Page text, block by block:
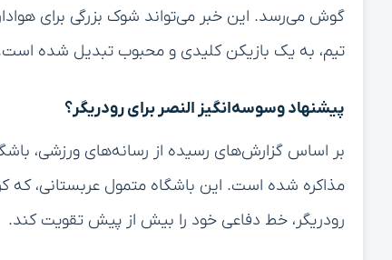
گوش می‌رسد. این خبر می‌تواند شوک بزرگی برای
تیم، به یک بازیکن کلیدی و محبوب تبدیل شده
پیشنهاد وسوسه‌انگیز النصر برای رودریگر؟
بر اساس گزارش‌های رسیده از رسانه‌های ورزشی،
مذاکره شده است. این باشگاه متمول عربستانی، که
رودریگر، خط دفاعی خود را بیش از پیش تقویت کند.